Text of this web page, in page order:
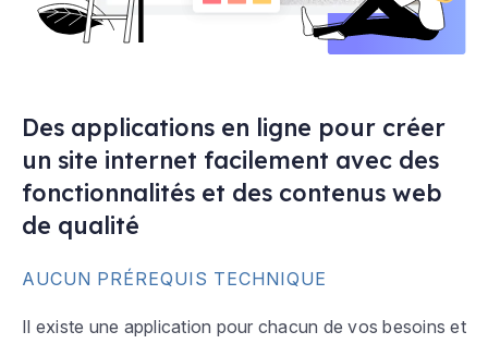
Des applications en ligne pour créer
un site internet facilement avec des
fonctionnalités et des contenus web
de qualité
AUCUN PRÉREQUIS TECHNIQUE
Il existe une application pour chacun de vos besoins et